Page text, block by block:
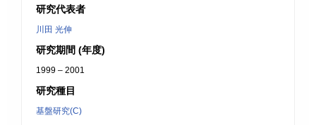
研究代表者
川田 光伸
研究期間 (年度)
1999 – 2001
研究種目
基盤研究(C)